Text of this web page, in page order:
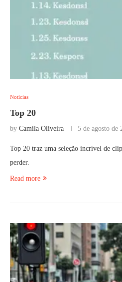
Notícias
Top 20
by Camila Oliveira 5 de agosto de
Top 20 traz uma seleção incrível de
perder.
Read more